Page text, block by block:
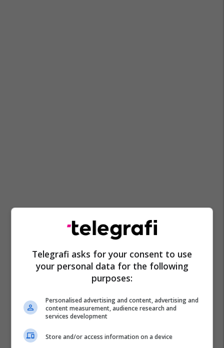
Telegrafi asks for your consent to use
your personal data for the following
purposes:
Personalised advertising and content, advertising and
content measurement, audience research and
services development
Store and/or access information on a device